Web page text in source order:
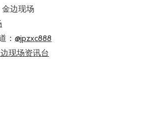
边现场
： @jpzxc888
现场资讯台